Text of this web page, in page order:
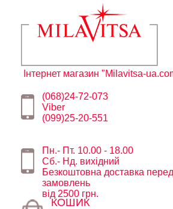
Інтернет магазин "Milavitsa-
(068)24-72-073
Viber
(099)25-20-551
Пн.- Пт. 10.00 - 18.00
Сб.- Нд. вихідний
Безкоштовна доставка
замовлень
від 2500 грн.
КОШИК